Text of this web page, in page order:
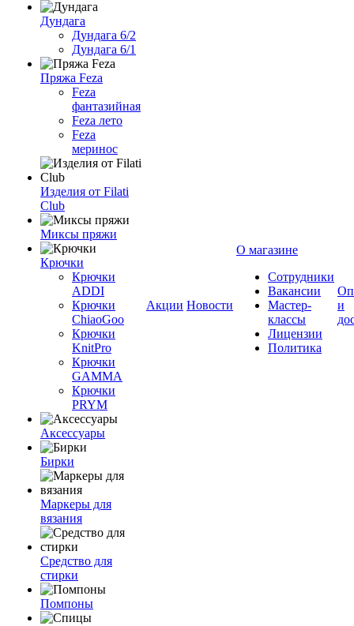
Дундага
Дундага 6/2
Дундага 6/1
Пряжа Feza
Feza
фантазийная
Feza лето
Feza
меринос
Изделия от Filati
Club
Миксы пряжи
Крючки
Крючки
ADDI
Крючки
ChiaoGoo
Крючки
KnitPro
Крючки
GAMMA
Крючки
PRYM
Аксессуары
Бирки
Маркеры для
вязания
Средство для
стирки
Помпоны
Акции Новости
О магазине
Сотрудники
Вакансии
Мастер-
классы
Лицензии
Политика
и